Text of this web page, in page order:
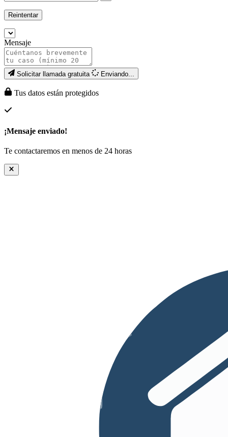
Reintentar
Mensaje
Solicitar llamada gratuita Enviando...
Tus datos están protegidos
¡Mensaje enviado!
Te contactaremos en menos de 24 horas